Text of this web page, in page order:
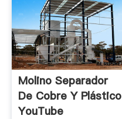
Molino Separador
De Cobre Y Plástico
YouTube